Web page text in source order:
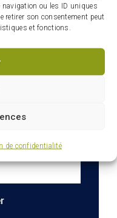
navigation ou les ID uniques
retirer son consentement peut
et fonctions.
de confidentialité
ville